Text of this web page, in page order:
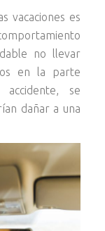
vacaciones es
no llevar
en la parte
se
dañar a una